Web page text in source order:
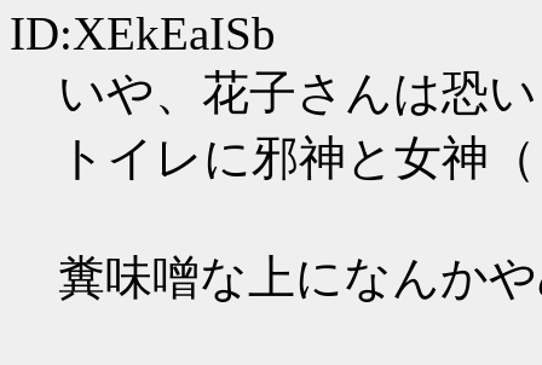
ID:XEkEaISb
いや、花子さんは恐
トイレに邪神と女神
糞味噌な上になんか